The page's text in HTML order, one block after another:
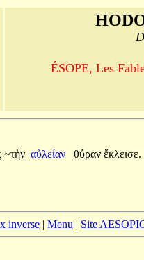
ÉSOPE, Les
~τὴν αὐλείαν θύραν ἔκλεισε.
inverse | Menu | Site